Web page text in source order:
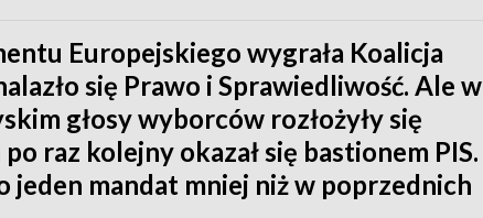
Europejskiego wygrała Koalicja
się Prawo i Sprawiedliwość. Ale w
głosy wyborców rozłożyły się
raz kolejny okazał się bastionem PIS.
jeden mandat mniej niż w poprzednich